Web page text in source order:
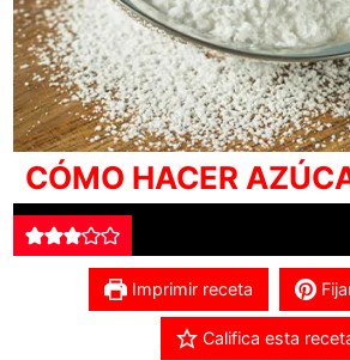
CÓMO HACER
Imprimir receta
Califica esta